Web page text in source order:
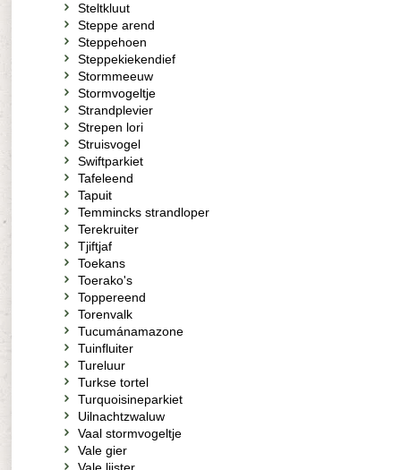
Steltkluut
Steppe arend
Steppehoen
Steppekiekendief
Stormmeeuw
Stormvogeltje
Strandplevier
Strepen lori
Struisvogel
Swiftparkiet
Tafeleend
Tapuit
Temmincks strandloper
Terekruiter
Tjiftjaf
Toekans
Toerako's
Toppereend
Torenvalk
Tucumánamazone
Tuinfluiter
Tureluur
Turkse tortel
Turquoisineparkiet
Uilnachtzwaluw
Vaal stormvogeltje
Vale gier